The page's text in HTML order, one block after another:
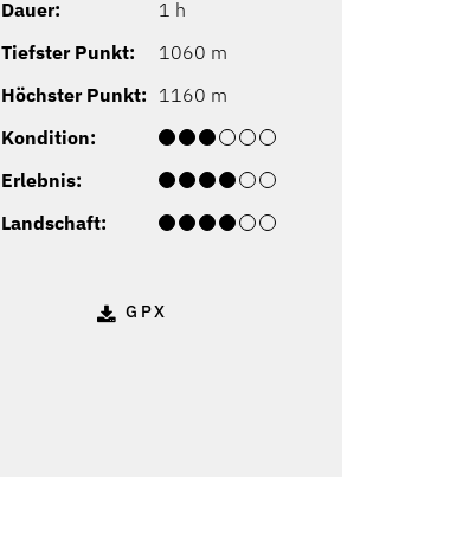
Dauer:
1 h
Tiefster Punkt:
1060 m
Höchster Punkt: 1160 m
Kondition:
Erlebnis:
Landschaft:
GPX